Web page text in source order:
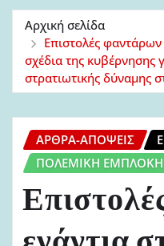
Αρχική σελίδα
Επιστολές φαντάρων
σχέδια της κυβέρνησης
στρατιωτικής δύναμης
ΆΡΘΡΑ-ΑΠΌΨΕΙΣ
ΠΟΛΕΜΙΚΉ ΕΜΠΛΟΚΉ